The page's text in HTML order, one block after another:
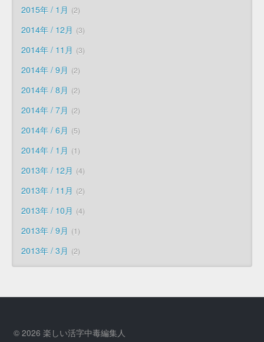
2015年 / 1月 2
2014年 / 12月 3
2014年 / 11月 3
2014年 / 9月 2
2014年 / 8月 2
2014年 / 7月 2
2014年 / 6月 5
2014年 / 1月 1
2013年 / 12月 4
2013年 / 11月 2
2013年 / 10月 4
2013年 / 9月 1
2013年 / 3月 2
© 2026 楽しい活字中毒編集人